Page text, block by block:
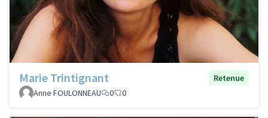
Marie Trintignant
Retenue
Anne FOULONNEAU
0 0